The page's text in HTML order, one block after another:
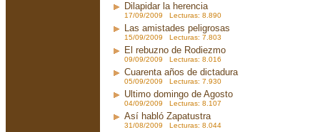
Dilapidar la herencia
17/09/2009 Lecturas: 8.890
Las amistades peligrosas
15/09/2009 Lecturas: 7.803
El rebuzno de Rodiezmo
09/09/2009 Lecturas: 8.016
Cuarenta años de dictadura
05/09/2009 Lecturas: 7.930
Ultimo domingo de Agosto
04/09/2009 Lecturas: 8.107
Así habló Zapatustra
31/08/2009 Lecturas: 8.044